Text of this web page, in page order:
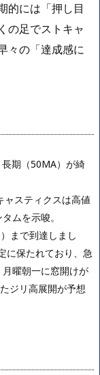
的には「押し目
の足でストキャ
々の「達成感に
期（50MA）が綺
ャスティクスは高値
ムを示唆。
まで到達しまし
に保たれており、急
曜朝一に窓開けが
ジリ高展開が予想